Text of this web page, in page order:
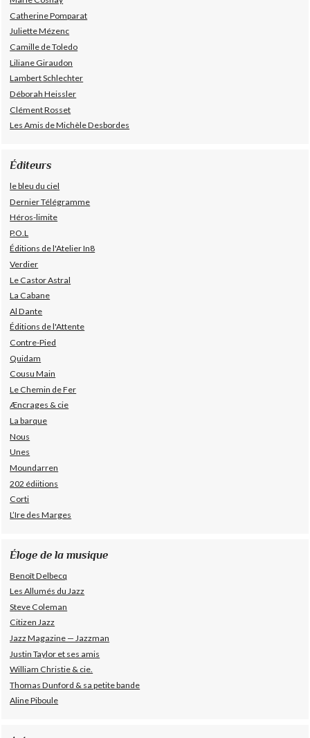
Catherine Pomparat
Juliette Mézenc
Camille de Toledo
Liliane Giraudon
Lambert Schlechter
Déborah Heissler
Clément Rosset
Les Amis de Michèle Desbordes
Éditeurs
le bleu du ciel
Dernier Télégramme
Héros-limite
P.O.L
Éditions de l'Atelier In8
Verdier
Le Castor Astral
La Cabane
Al Dante
Éditions de l'Attente
Contre-Pied
Quidam
Cousu Main
Le Chemin de Fer
Æncrages & cie
La barque
Nous
Unes
Moundarren
202 édiitions
Corti
L’Ire des Marges
Éloge de la musique
Benoît Delbecq
Les Allumés du Jazz
Steve Coleman
Citizen Jazz
Jazz Magazine — Jazzman
Justin Taylor et ses amis
William Christie & cie.
Thomas Dunford & sa petite bande
Aline Piboule